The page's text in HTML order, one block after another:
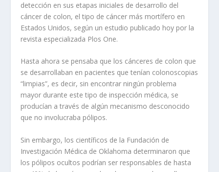
detección en sus etapas iniciales de desarrollo del
cáncer de colon, el tipo de cáncer más mortífero en
Estados Unidos, según un estudio publicado hoy por la
revista especializada Plos One.
Hasta ahora se pensaba que los cánceres de colon que
se desarrollaban en pacientes que tenían colonoscopias
“limpias”, es decir, sin encontrar ningún problema
mayor durante este tipo de inspección médica, se
producían a través de algún mecanismo desconocido
que no involucraba pólipos.
Sin embargo, los científicos de la Fundación de
Investigación Médica de Oklahoma determinaron que
los pólipos ocultos podrían ser responsables de hasta